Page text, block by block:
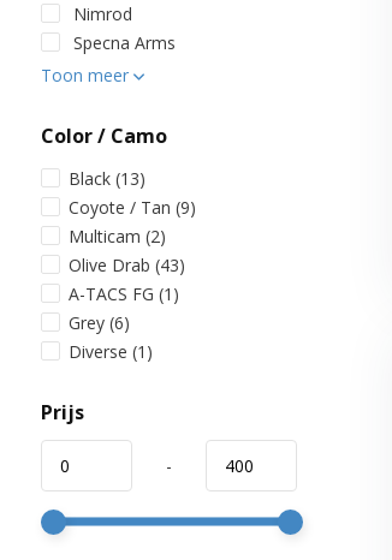
Nimrod
Specna Arms
Toon meer
Color / Camo
Black (13)
Coyote / Tan (9)
Multicam (2)
Olive Drab (43)
A-TACS FG (1)
Grey (6)
Diverse (1)
Prijs
-